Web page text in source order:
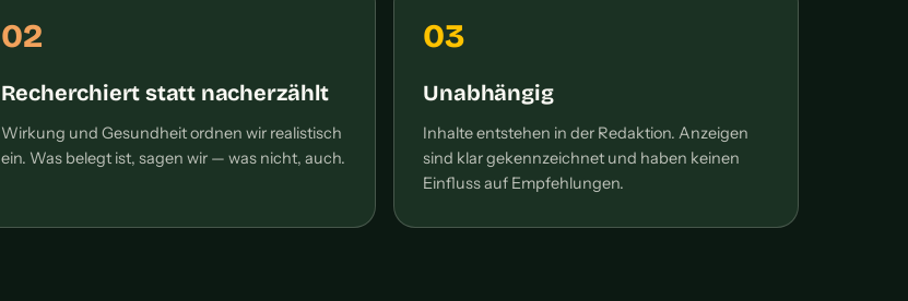
02
Recherchiert statt nacherzählt
Wirkung und Gesundheit ordnen wir realistisch
ein. Was belegt ist, sagen wir — was nicht, auch.
03
Unabhängig
Inhalte entstehen in der Redaktion. Anzeigen
sind klar gekennzeichnet und haben keinen
Einfluss auf Empfehlungen.